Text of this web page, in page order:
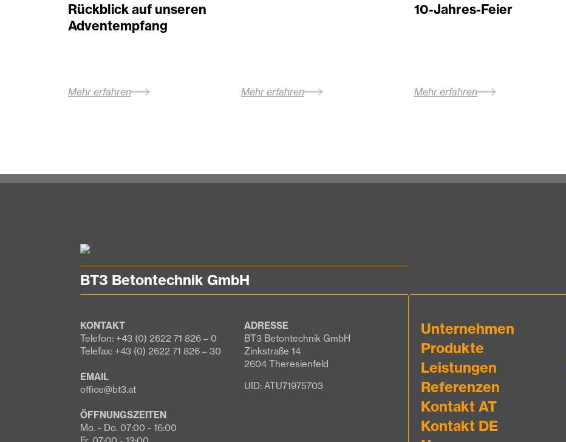
Rückblick auf unseren
Adventempfang
Mehr erfahren Mehr erfahren
10-Jahres-Feier
Mehr erfahren
BT3 Betontechnik GmbH
KONTAKT
Telefon: +43 (0) 2622 71 826 – 0
Telefax: +43 (0) 2622 71 826 – 30
EMAIL
office@bt3.at
ÖFFNUNGSZEITEN
Mo. - Do. 07:00 - 16:00
ADRESSE
BT3 Betontechnik GmbH
Zinkstraße 14
2604 Theresienfeld
UID: ATU71975703
Unternehmen
Produkte
Leistungen
Referenzen
Kontakt AT
Kontakt DE